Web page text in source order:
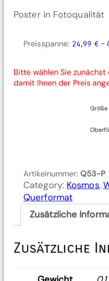
Poster in Fotoqualität
Preisspanne: 24,99 € –
Bitte wählen Sie
damit Ihnen der Preis
Größe
Artikelnummer: Q53-P
Category: Kosmos,
Querformat
Zusätzliche
Zusätzliche